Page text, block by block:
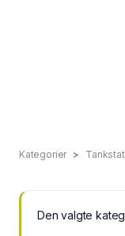
Kategorier
Den valgte